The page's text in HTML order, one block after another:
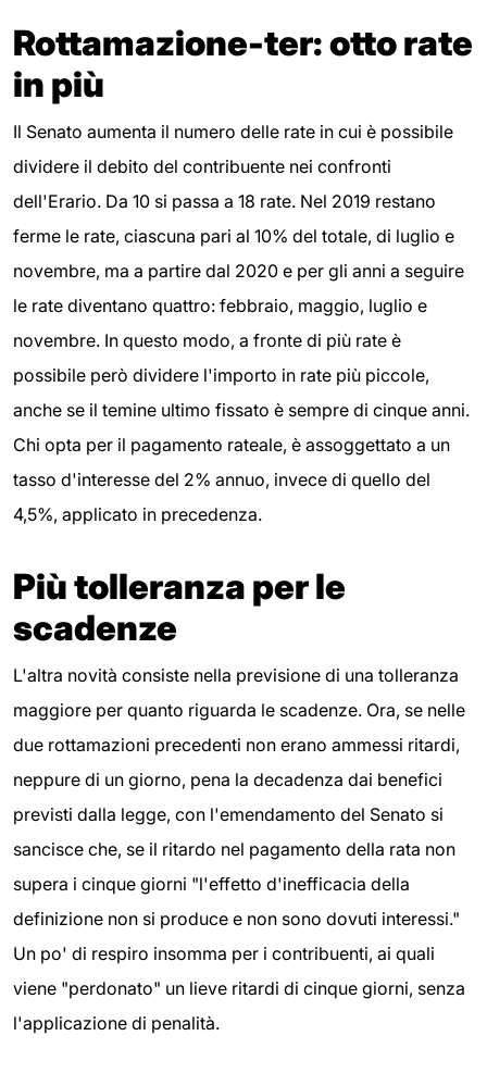
Rottamazione-ter: ottorate
in più
Il Senato aumenta il numero delle rate in cui è possibile
dividere il debito del contribuente nei confronti
dell'Erario. Da 10 si passa a 18 rate. Nel 2019 restano
ferme le rate, ciascuna pari al 10% del totale, di luglio e
novembre, ma a partire dal 2020 e per gli anni a seguire
le rate diventano quattro: febbraio, maggio, luglio e
novembre. In questo modo, a fronte di più rate è
possibile però dividere l'importo in rate più piccole,
anche se il temine ultimo fissato è sempre di cinque anni.
Chi opta per il pagamento rateale, è assoggettato a un
tasso d'interesse del 2% annuo, invece di quello del
4,5%, applicato in precedenza.
Più tolleranza per le
scadenze
L'altra novità consiste nella previsione di una tolleranza
maggiore per quanto riguarda le scadenze. Ora, se nelle
due rottamazioni precedenti non erano ammessi ritardi,
neppure di un giorno, pena la decadenza dai benefici
previsti dalla legge, con l'emendamento del Senato si
sancisce che, se il ritardo nel pagamento della rata non
supera i cinque giorni "l'effetto d'inefficacia della
definizione non si produce e non sono dovuti interessi."
Un po' di respiro insomma per i contribuenti, ai quali
viene "perdonato" un lieve ritardi di cinque giorni, senza
l'applicazione di penalità.